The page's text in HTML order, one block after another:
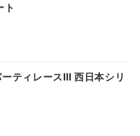
ト
ティレースⅢ 西日本シリ